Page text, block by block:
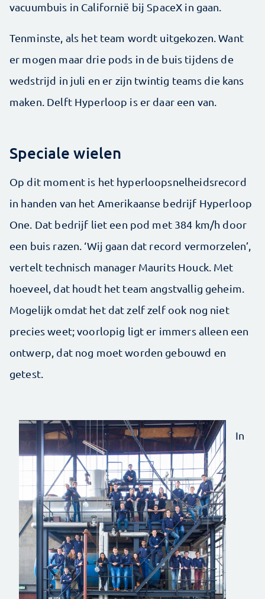
vacuumbuis in Californië bij SpaceX in gaan.
Tenminste, als het team wordt uitgekozen. Want
er mogen maar drie pods in de buis tijdens de
wedstrijd in juli en er zijn twintig teams die kans
maken. Delft Hyperloop is er daar een van.
Speciale wielen
Op dit moment is het hyperloopsnelheidsrecord
in handen van het Amerikaanse bedrijf Hyperloop
One. Dat bedrijf liet een pod met 384 km/h door
een buis razen. ‘Wij gaan dat record vermorzelen’,
vertelt technisch manager Maurits Houck. Met
hoeveel, dat houdt het team angstvallig geheim.
Mogelijk omdat het dat zelf zelf ook nog niet
precies weet; voorlopig ligt er immers alleen een
ontwerp, dat nog moet worden gebouwd en
getest.
In